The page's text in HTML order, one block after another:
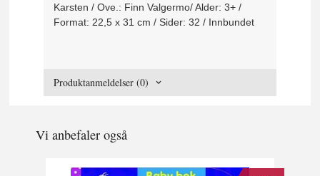
Karsten / Ove.: Finn Valgermo/ Alder: 3+ /
Format: 22,5 x 31 cm / Sider: 32 / Innbundet
Produktanmeldelser (0)
Vi anbefaler også